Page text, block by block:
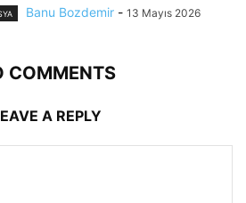
Banu Bozdemir - 13 Mayıs 2026
COMMENTS
A REPLY